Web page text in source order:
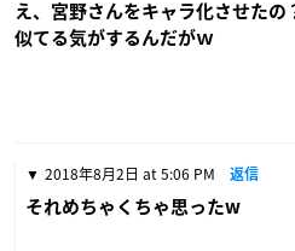
え、宮野さんをキャラ化させたの
似てる気がするんだがｗ
2018年8月2日 at 5:06 PM 返信
それめちゃくちゃ思ったw